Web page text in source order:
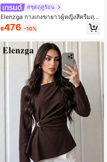
#ชุดฤดูร้อน
Elenzga กางเกงขายาวผู้หญิงสีครีมฤดู
ร้อนหรูหราลูกไม้ขาบาน,กางเกงเอวสูง
ทรงสลิมประดับเลื่อมสำหรับงานปาร์ตี้ช
ฟชั่นทางการที่จำเป็น
฿476 -10%